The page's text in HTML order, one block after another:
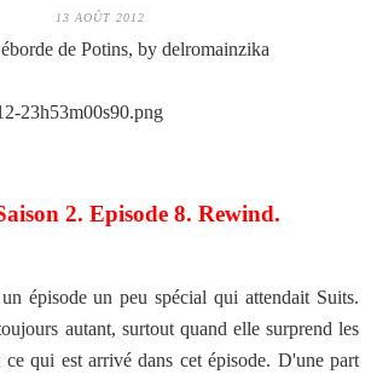
13 AOÛT 2012
de Potins, by delromainzika
2. Episode 8. Rewind.
épisode un peu spécial qui attendait Suits.
autant, surtout quand elle surprend les
ce qui est arrivé dans cet épisode. D'une part